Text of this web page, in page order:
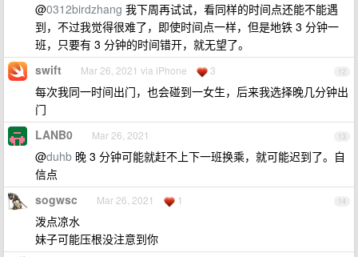
@0312birdzhang 我下周再试试，看同样的时间点还能不能遇
到，不过我觉得很难了，即使时间点一样，但是地铁 3 分钟一
班，只要有 3 分钟的时间错开，就无望了。
12
swift Mar 26, 2021 via iPhone 3
每次我同一时间出门，也会碰到一女生，后来我选择晚几分钟出
门
13
LANB0 Mar 26, 2021
@duhb 晚 3 分钟可能就赶不上下一班换乘，就可能迟到了。自
信点
14
sogwsc Mar 26, 2021 1
泼点凉水
妹子可能压根没注意到你